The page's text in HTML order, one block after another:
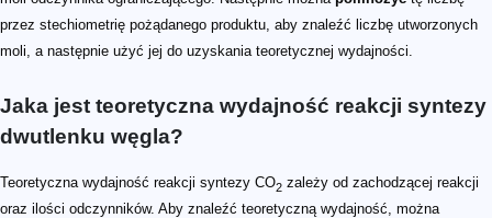
przez stechiometrię pożądanego produktu, aby znaleźć liczbę utworzonych
moli, a następnie użyć jej do uzyskania teoretycznej wydajności.
Jaka jest teoretyczna wydajność reakcji syntezy
dwutlenku węgla?
Teoretyczna wydajność reakcji syntezy CO2 zależy od zachodzącej reakcji
oraz ilości odczynników. Aby znaleźć teoretyczną wydajność, można